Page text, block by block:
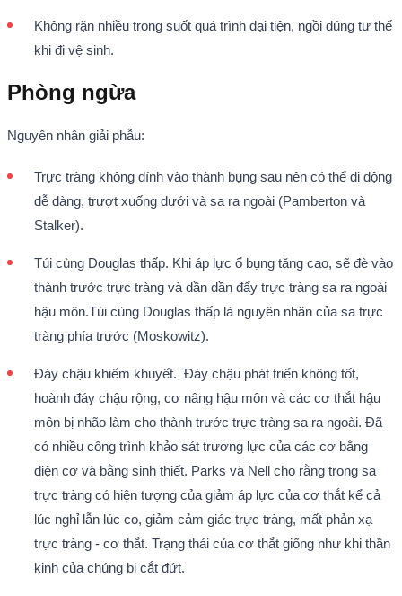
Không rặn nhiều trong suốt quá trình đại tiện, ngồi đúng tư thế
khi đi vệ sinh.
Phòng ngừa
Nguyên nhân giải phẫu:
Trực tràng không dính vào thành bụng sau nên có thể di động
dễ dàng, trượt xuống dưới và sa ra ngoài (Pamberton và
Stalker).
Túi cùng Douglas thấp. Khi áp lực ổ bụng tăng cao, sẽ đè vào
thành trước trực tràng và dần dần đẩy trực tràng sa ra ngoài
hậu môn.Túi cùng Douglas thấp là nguyên nhân của sa trực
tràng phía trước (Moskowitz).
Đáy chậu khiếm khuyết. Đáy chậu phát triển không tốt,
hoành đáy chậu rộng, cơ nâng hậu môn và các cơ thắt hậu
môn bị nhão làm cho thành trước trực tràng sa ra ngoài. Đã
có nhiều công trình khảo sát trương lực của các cơ bằng
điện cơ và bằng sinh thiết. Parks và Nell cho rằng trong sa
trực tràng có hiện tượng của giảm áp lực của cơ thắt kể cả
lúc nghỉ lẫn lúc co, giảm cảm giác trực tràng, mất phản xạ
trực tràng - cơ thắt. Trạng thái của cơ thắt giống như khi thần
kinh của chúng bị cắt đứt.